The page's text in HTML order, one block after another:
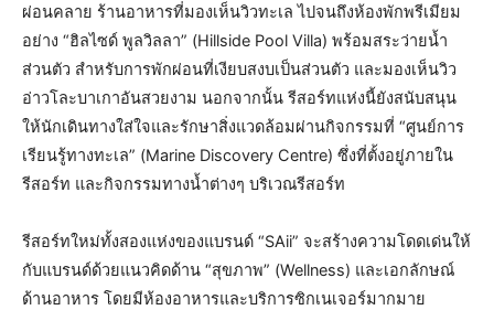
ผ่อนคลาย ร้านอาหารที่มองเห็นวิวทะเล ไปจนถึงห้องพักพรีเมียม
อย่าง “ฮิลไซด์ พูลวิลลา” (Hillside Pool Villa) พร้อมสระว่ายน้ำ
ส่วนตัว สำหรับการพักผ่อนที่เงียบสงบเป็นส่วนตัว และมองเห็นวิว
อ่าวโละบาเกาอันสวยงาม นอกจากนั้น รีสอร์ทแห่งนี้ยังสนับสนุน
ให้นักเดินทางใส่ใจและรักษาสิ่งแวดล้อมผ่านกิจกรรมที่ “ศูนย์การ
เรียนรู้ทางทะเล” (Marine Discovery Centre) ซึ่งที่ตั้งอยู่ภายใน
รีสอร์ท และกิจกรรมทางน้ำต่างๆ บริเวณรีสอร์ท
รีสอร์ทใหม่ทั้งสองแห่งของแบรนด์ “SAii” จะสร้างความโดดเด่นให้
กับแบรนด์ด้วยแนวคิดด้าน “สุขภาพ” (Wellness) และเอกลักษณ์
ด้านอาหาร โดยมีห้องอาหารและบริการซิกเนเจอร์มากมาย